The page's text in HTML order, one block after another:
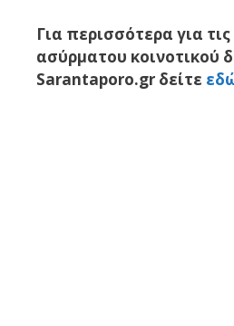
Για περισσότερα για
ασύρματου κοινοτικού
Sarantaporo.gr δείτε